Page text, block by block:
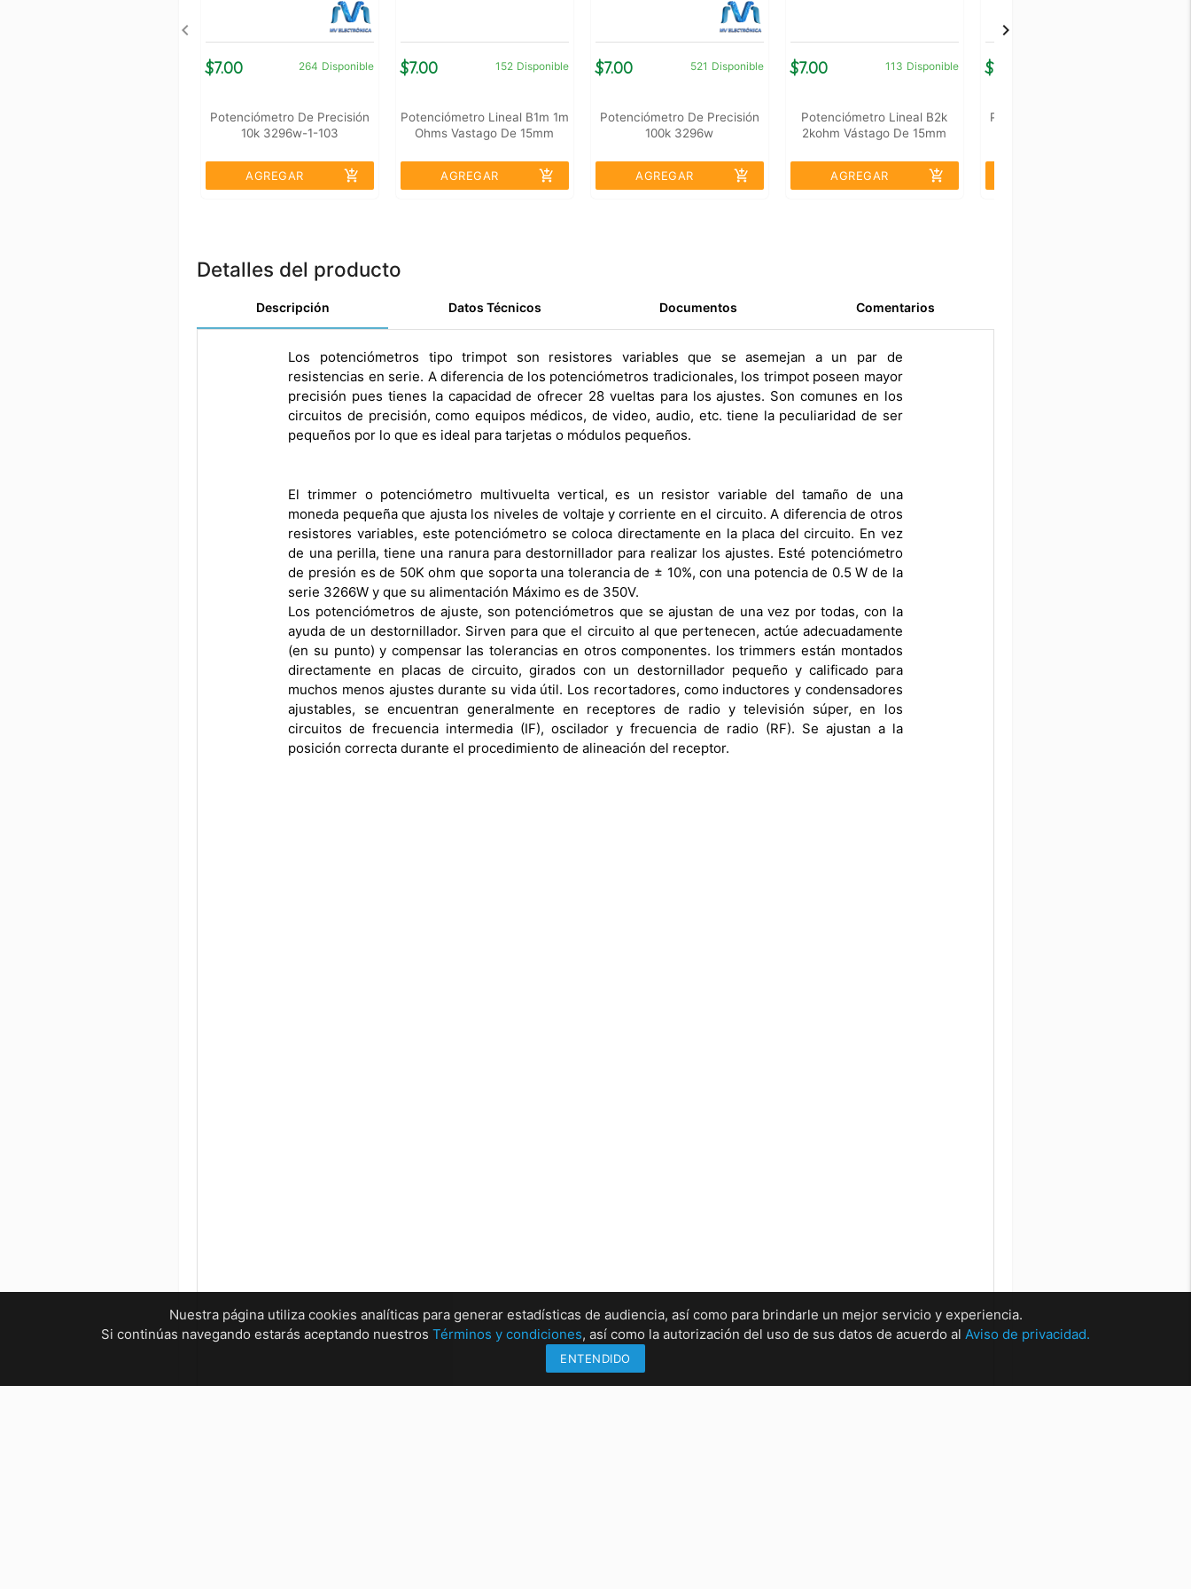
$7.00 264 Disponible
Potenciómetro De Precisión
10k 3296w-1-103
AGREGAR add_shopping_cart
$7.00 152 Disponible
Potenciómetro Lineal B1m 1m
Ohms Vastago De 15mm
AGREGAR add_shopping_cart
$7.00 521 Disponible
Potenciómetro De Precisión
100k 3296w
AGREGAR add_shopping_cart
$7.00 113 Disponible
Potenciómetro Lineal B2k
2kohm Vástago De 15mm
AGREGAR add_shopping_cart
$5.00
Perillas Para Potenciometro
Detalles del producto
Descripción Datos Técnicos Documentos Comentarios
Los potenciómetros tipo trimpot son resistores variables que se asemejan a un par de
resistencias en serie. A diferencia de los potenciómetros tradicionales, los trimpot poseen mayor
precisión pues tienes la capacidad de ofrecer 28 vueltas para los ajustes. Son comunes en los
circuitos de precisión, como equipos médicos, de video, audio, etc. tiene la peculiaridad de ser
pequeños por lo que es ideal para tarjetas o módulos pequeños.
El trimmer o potenciómetro multivuelta vertical, es un resistor variable del tamaño de una
moneda pequeña que ajusta los niveles de voltaje y corriente en el circuito. A diferencia de otros
resistores variables, este potenciómetro se coloca directamente en la placa del circuito. En vez
de una perilla, tiene una ranura para destornillador para realizar los ajustes. Esté potenciómetro
de presión es de 50K ohm que soporta una tolerancia de ± 10%, con una potencia de 0.5 W de la
serie 3266W y que su alimentación Máximo es de 350V.
Los potenciómetros de ajuste, son potenciómetros que se ajustan de una vez por todas, con la
ayuda de un destornillador. Sirven para que el circuito al que pertenecen, actúe adecuadamente
(en su punto) y compensar las tolerancias en otros componentes. los trimmers están montados
directamente en placas de circuito, girados con un destornillador pequeño y calificado para
muchos menos ajustes durante su vida útil. Los recortadores, como inductores y condensadores
ajustables, se encuentran generalmente en receptores de radio y televisión súper, en los
circuitos de frecuencia intermedia (IF), oscilador y frecuencia de radio (RF). Se ajustan a la
posición correcta durante el procedimiento de alineación del receptor.
Nuestra página utiliza cookies analíticas para generar estadísticas de audiencia, así como para brindarle un mejor servicio y experiencia.
Si continúas navegando estarás aceptando nuestros Términos y condiciones, así como la autorización del uso de sus datos de acuerdo al Aviso de privacidad.
ENTENDIDO